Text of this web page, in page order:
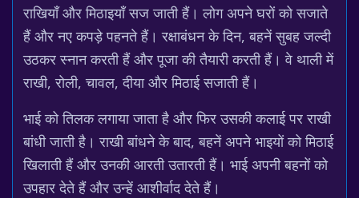
राखियाँ और मिठाइयाँ सज जाती हैं। लोग अपने घरों को सजाते
हैं और नए कपड़े पहनते हैं। रक्षाबंधन के दिन, बहनें सुबह जल्दी
उठकर स्नान करती हैं और पूजा की तैयारी करती हैं। वे थाली में
राखी, रोली, चावल, दीया और मिठाई सजाती हैं।
भाई को तिलक लगाया जाता है और फिर उसकी कलाई पर राखी
बांधी जाती है। राखी बांधने के बाद, बहनें अपने भाइयों को मिठाई
खिलाती हैं और उनकी आरती उतारती हैं। भाई अपनी बहनों को
उपहार देते हैं और उन्हें आशीर्वाद देते हैं।